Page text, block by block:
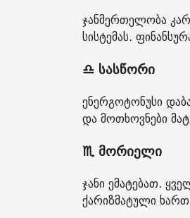
ჯანმერთელობა
სისტემას.
♎ სასწორი
ენერგოტონუსი
და მოთხოვნები
♏ მორიელი
ჯანი ემატებათ.
ქარიზმატული